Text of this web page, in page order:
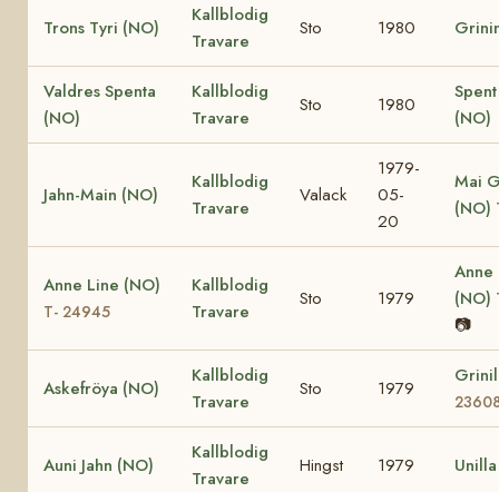
Trons Tyri (NO)
Kallblodig
Travare
Sto 1980
Valdres Spenta
(NO)
Kallblodig
Travare
Sto 1980
(NO)
Jahn-Main (NO)
Kallblodig
Travare
Valack
1979-
05-
20
Mai
(NO)
Anne Line (NO)
T- 24945
Kallblodig
Travare
Sto 1979
Anne
(NO)
📷
Askefröya (NO)
Kallblodig
Travare
Sto 1979
Auni Jahn (NO)
Kallblodig
Travare
Hingst 1979